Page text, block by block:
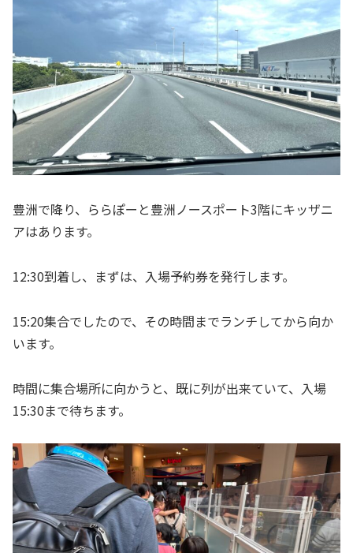
豊洲で降り、ららぽーと豊洲ノースポート3階にキッザニ
アはあります。
12:30到着し、まずは、入場予約券を発行します。
15:20集合でしたので、その時間までランチしてから向か
います。
時間に集合場所に向かうと、既に列が出来ていて、入場
15:30まで待ちます。